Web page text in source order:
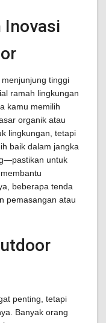
Inovasi
tinggi
ramah lingkungan
kamu memilih
organik atau
lingkungan, tetapi
baik dalam jangka
untuk
beberapa tenda
pemasangan atau
penting, tetapi
Banyak orang